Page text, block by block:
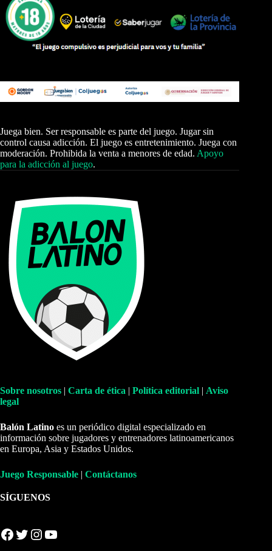
Juega bien. Ser responsable es parte del juego. Jugar sin
control causa adicción. El juego es entretenimiento. Juega con
moderación. Prohibida la venta a menores de edad. Apoyo
para la adicción al juego.
Sobre nosotros | Carta de ética | Política editorial | Aviso
legal
Balón Latino es un periódico digital especializado en
información sobre jugadores y entrenadores latinoamericanos
en Europa, Asia y Estados Unidos.
Juego Responsable | Contáctanos
SÍGUENOS
Facebook Twitter Instagram YouTube